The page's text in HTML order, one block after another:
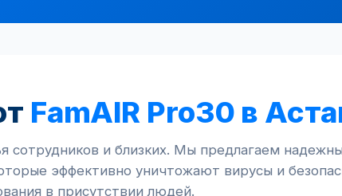
FamAIR Pro30 в
сотрудников и близких. Мы предлагаем
эффективно уничтожают вирусы и
в присутствии людей.